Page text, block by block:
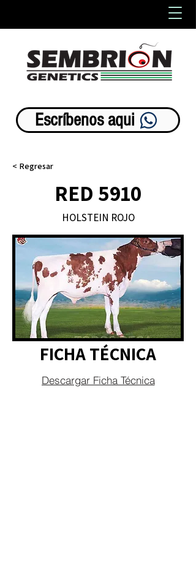
Escríbenos aqui
< Regresar
RED 5910
HOLSTEIN ROJO
FICHA TÉCNICA
Descargar Ficha Técnica